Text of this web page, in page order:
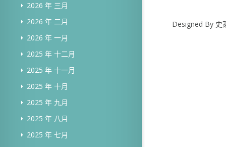
2026 年 三月
2026 年 二月
2026 年 一月
2025 年 十二月
2025 年 十一月
2025 年 十月
2025 年 九月
2025 年 八月
2025 年 七月
Designed By 史